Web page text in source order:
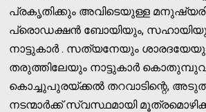
പ്രകൃതിക്കും അവിടെയുള്ള
പ്രൊഡക്ഷന്‍ ബോയിയും,
നാട്ടുകാര്‍ . സത്യനേയും
തരുത്തിലേയും നാട്ടുകാര്‍
കൊച്ചുപുരയ്ക്കല്‍ തറവാടിന്റെ,
നടന്മാര്‍ക്ക് സ്വസ്ഥമായി